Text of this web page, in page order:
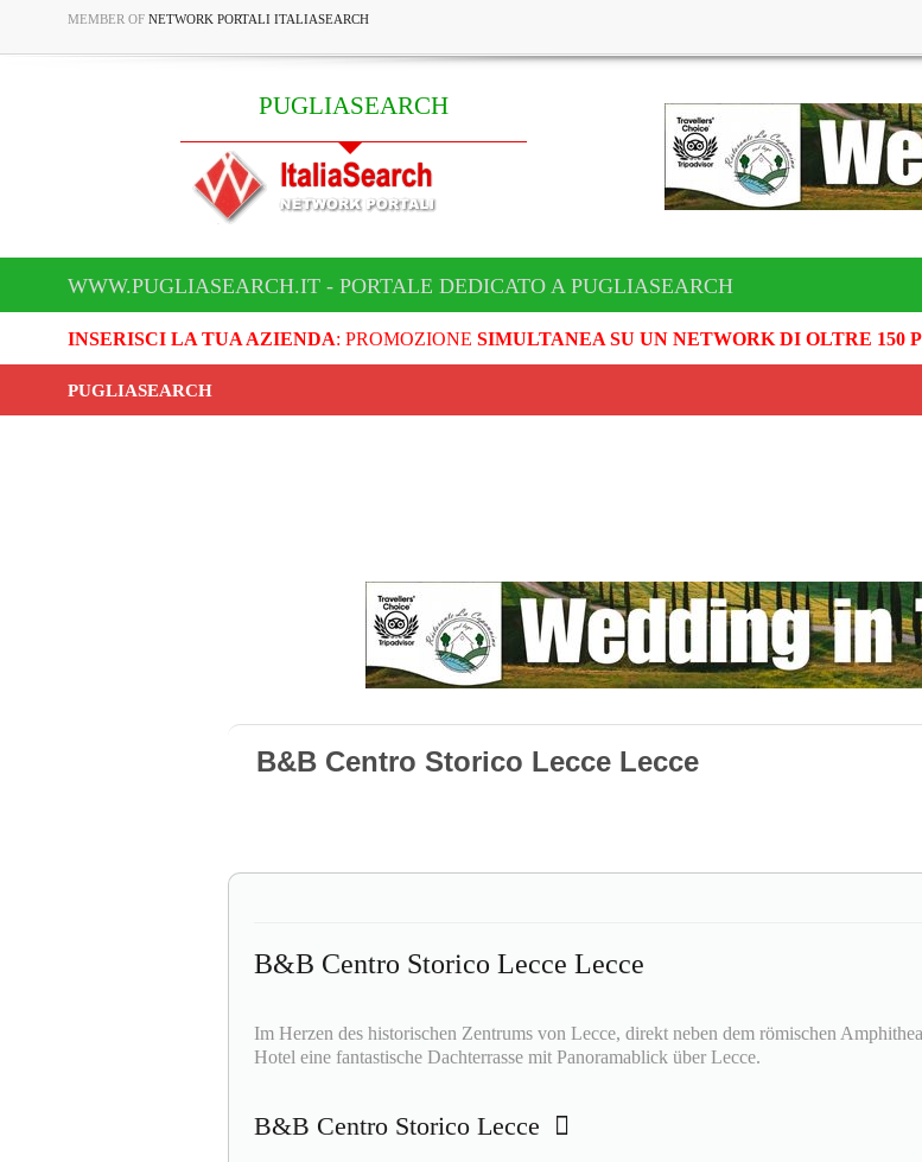
MEMBER OF NETWORK PORTALI ITALIASEARCH
PUGLIASEARCH
WWW.PUGLIASEARCH.IT - PORTALE DEDICATO A PUGLIASEARCH
INSERISCI LA TUA AZIENDA: PROMOZIONE SIMULTANEA SU UN NETWORK DI OLTRE 150
PUGLIASEARCH
B&B Centro Storico Lecce Lecce
B&B Centro Storico Lecce Lecce
Im Herzen des historischen Zentrums von Lecce, direkt neben dem römischen
Hotel eine fantastische Dachterrasse mit Panoramablick über Lecce.
B&B Centro Storico Lecce